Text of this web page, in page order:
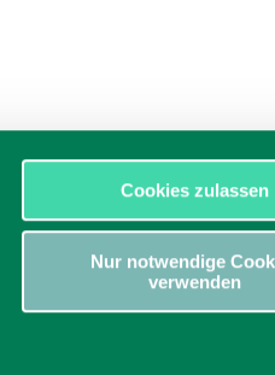
Cookies zulassen
Nur notwendige
verwenden